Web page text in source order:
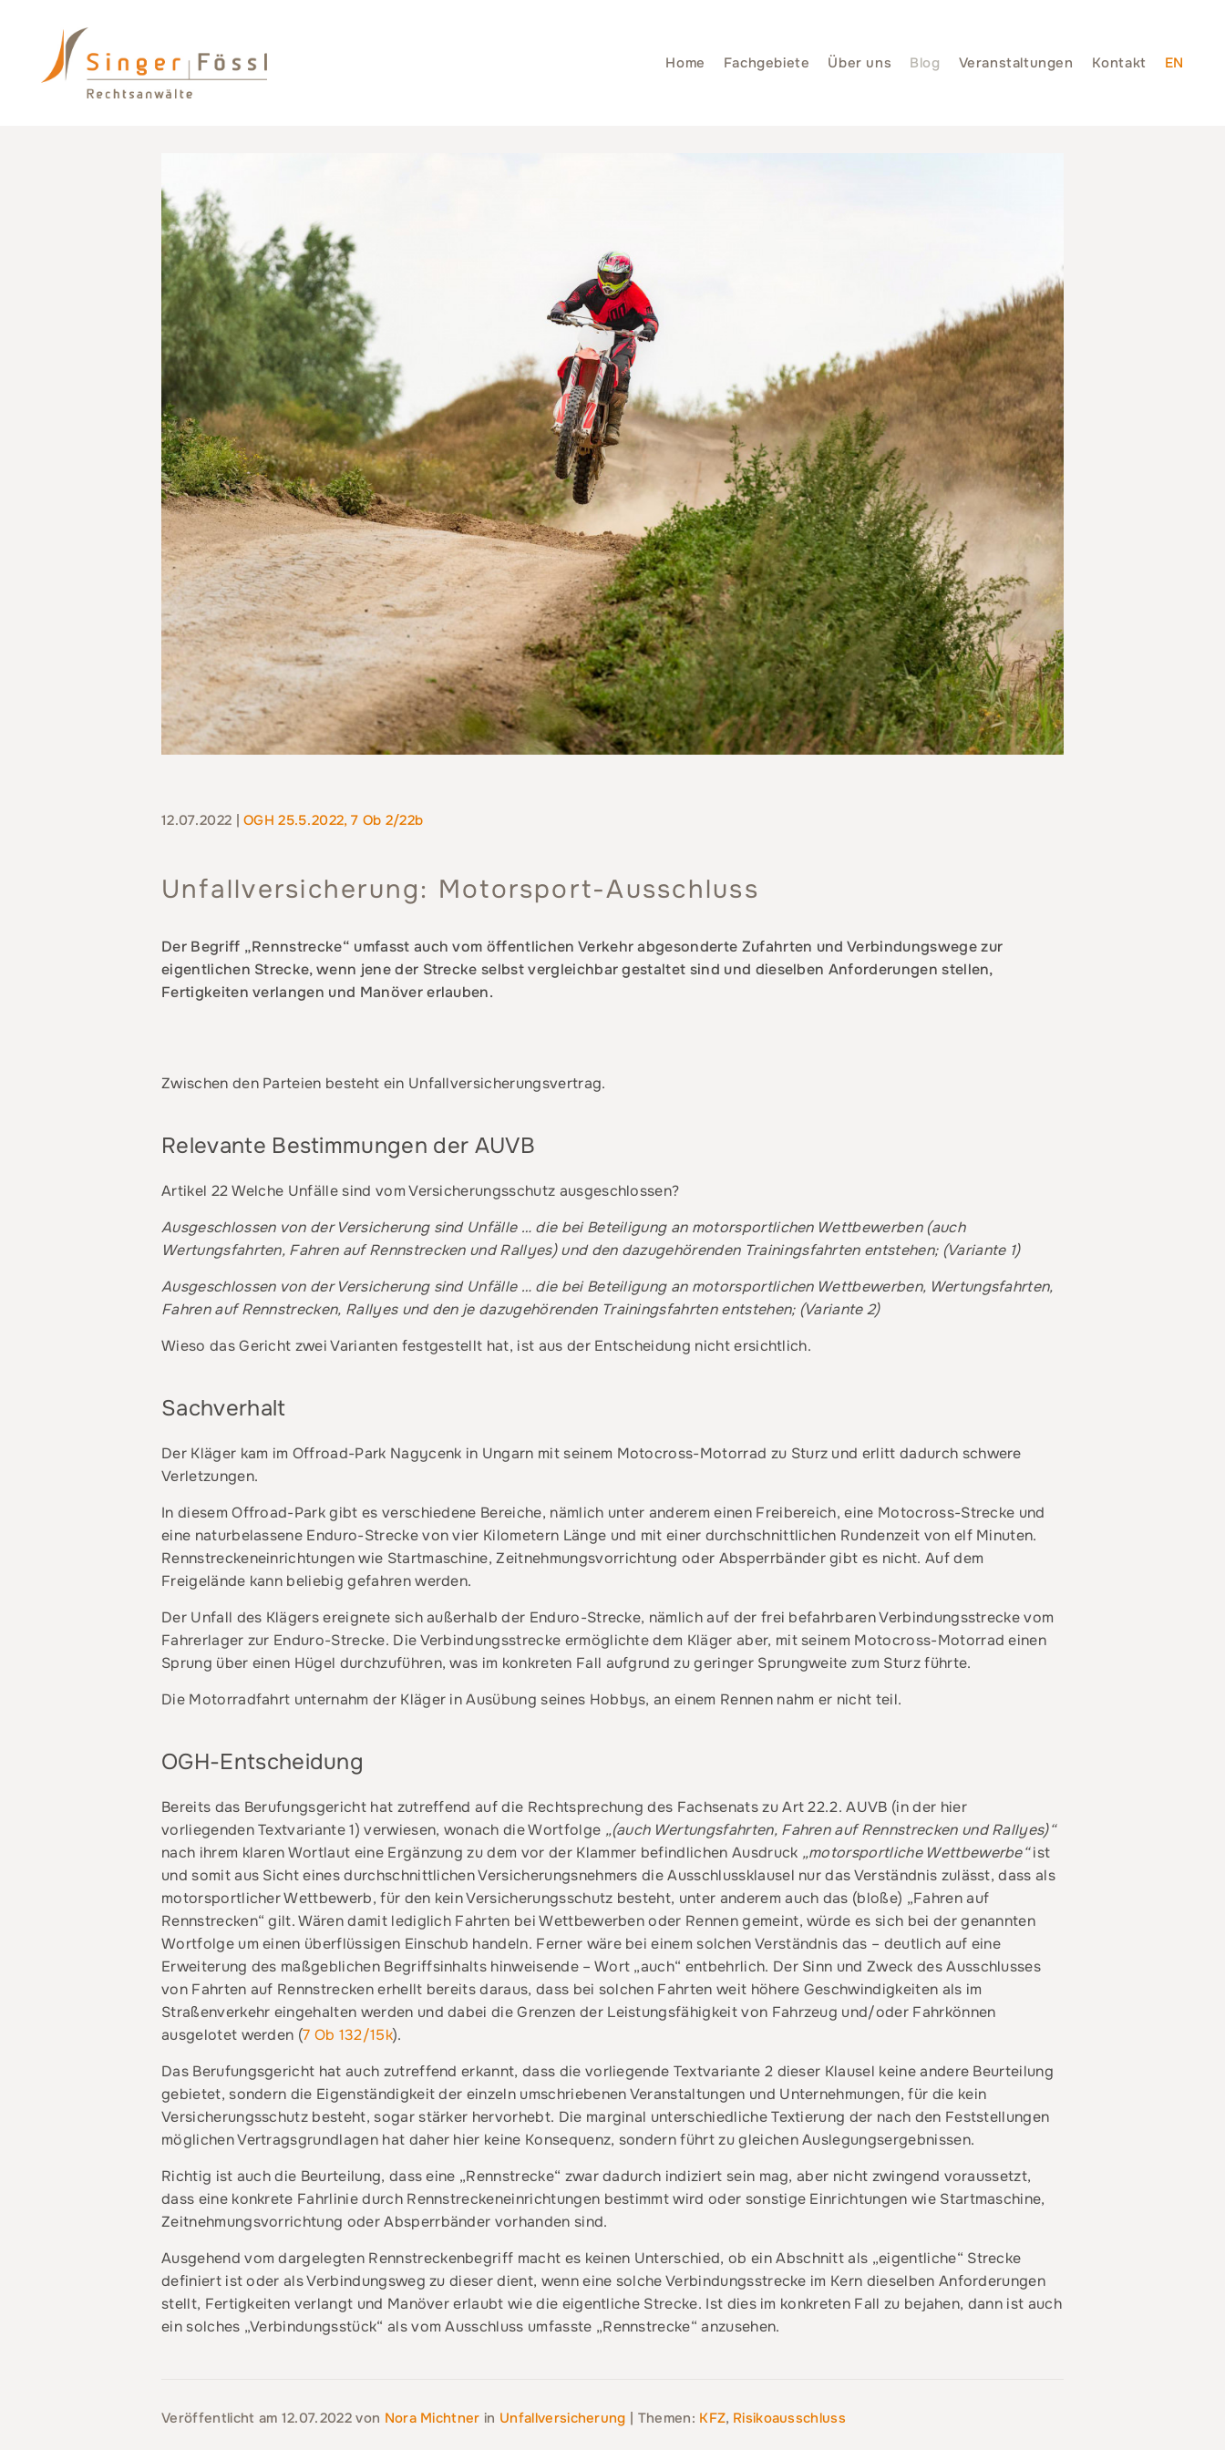
Home Fachgebiete Über uns Blog Veranstaltungen Kontakt EN
12.07.2022 |OGH 25.5.2022, 7 Ob 2/22b
Unfallversicherung: Motorsport-Ausschluss
Der Begriff „Rennstrecke“ umfasst auch vom öffentlichen Verkehr abgesonderte Zufahrten und Verbindungswege zur
eigentlichen Strecke, wenn jene der Strecke selbst vergleichbar gestaltet sind und dieselben Anforderungen stellen,
Fertigkeiten verlangen und Manöver erlauben.
Zwischen den Parteien besteht ein Unfallversicherungsvertrag.
Relevante Bestimmungen der AUVB
Artikel 22 Welche Unfälle sind vom Versicherungsschutz ausgeschlossen?
Ausgeschlossen von der Versicherung sind Unfälle … die bei Beteiligung an motorsportlichen Wettbewerben (auch
Wertungsfahrten, Fahren auf Rennstrecken und Rallyes) und den dazugehörenden Trainingsfahrten entstehen; (Variante 1)
Ausgeschlossen von der Versicherung sind Unfälle … die bei Beteiligung an motorsportlichen Wettbewerben, Wertungsfahrten,
Fahren auf Rennstrecken, Rallyes und den je dazugehörenden Trainingsfahrten entstehen; (Variante 2)
Wieso das Gericht zwei Varianten festgestellt hat, ist aus der Entscheidung nicht ersichtlich.
Sachverhalt
Der Kläger kam im Offroad-Park Nagycenk in Ungarn mit seinem Motocross-Motorrad zu Sturz und erlitt dadurch schwere
Verletzungen.
In diesem Offroad-Park gibt es verschiedene Bereiche, nämlich unter anderem einen Freibereich, eine Motocross-Strecke und
eine naturbelassene Enduro-Strecke von vier Kilometern Länge und mit einer durchschnittlichen Rundenzeit von elf Minuten.
Rennstreckeneinrichtungen wie Startmaschine, Zeitnehmungsvorrichtung oder Absperrbänder gibt es nicht. Auf dem
Freigelände kann beliebig gefahren werden.
Der Unfall des Klägers ereignete sich außerhalb der Enduro-Strecke, nämlich auf der frei befahrbaren Verbindungsstrecke vom
Fahrerlager zur Enduro-Strecke. Die Verbindungsstrecke ermöglichte dem Kläger aber, mit seinem Motocross-Motorrad einen
Sprung über einen Hügel durchzuführen, was im konkreten Fall aufgrund zu geringer Sprungweite zum Sturz führte.
Die Motorradfahrt unternahm der Kläger in Ausübung seines Hobbys, an einem Rennen nahm er nicht teil.
OGH-Entscheidung
Bereits das Berufungsgericht hat zutreffend auf die Rechtsprechung des Fachsenats zu Art 22.2. AUVB (in der hier
vorliegenden Textvariante 1) verwiesen, wonach die Wortfolge „(auch Wertungsfahrten, Fahren auf Rennstrecken und Rallyes)“
nach ihrem klaren Wortlaut eine Ergänzung zu dem vor der Klammer befindlichen Ausdruck „motorsportliche Wettbewerbe“ist
und somit aus Sicht eines durchschnittlichen Versicherungsnehmers die Ausschlussklausel nur das Verständnis zulässt, dass als
motorsportlicher Wettbewerb, für den kein Versicherungsschutz besteht, unter anderem auch das (bloße) „Fahren auf
Rennstrecken“ gilt. Wären damit lediglich Fahrten bei Wettbewerben oder Rennen gemeint, würde es sich bei der genannten
Wortfolge um einen überflüssigen Einschub handeln. Ferner wäre bei einem solchen Verständnis das – deutlich auf eine
Erweiterung des maßgeblichen Begriffsinhalts hinweisende – Wort „auch“ entbehrlich. Der Sinn und Zweck des Ausschlusses
von Fahrten auf Rennstrecken erhellt bereits daraus, dass bei solchen Fahrten weit höhere Geschwindigkeiten als im
Straßenverkehr eingehalten werden und dabei die Grenzen der Leistungsfähigkeit von Fahrzeug und/oder Fahrkönnen
ausgelotet werden (7 Ob 132/15k).
Das Berufungsgericht hat auch zutreffend erkannt, dass die vorliegende Textvariante 2 dieser Klausel keine andere Beurteilung
gebietet, sondern die Eigenständigkeit der einzeln umschriebenen Veranstaltungen und Unternehmungen, für die kein
Versicherungsschutz besteht, sogar stärker hervorhebt. Die marginal unterschiedliche Textierung der nach den Feststellungen
möglichen Vertragsgrundlagen hat daher hier keine Konsequenz, sondern führt zu gleichen Auslegungsergebnissen.
Richtig ist auch die Beurteilung, dass eine „Rennstrecke“ zwar dadurch indiziert sein mag, aber nicht zwingend voraussetzt,
dass eine konkrete Fahrlinie durch Rennstreckeneinrichtungen bestimmt wird oder sonstige Einrichtungen wie Startmaschine,
Zeitnehmungsvorrichtung oder Absperrbänder vorhanden sind.
Ausgehend vom dargelegten Rennstreckenbegriff macht es keinen Unterschied, ob ein Abschnitt als „eigentliche“ Strecke
definiert ist oder als Verbindungsweg zu dieser dient, wenn eine solche Verbindungsstrecke im Kern dieselben Anforderungen
stellt, Fertigkeiten verlangt und Manöver erlaubt wie die eigentliche Strecke. Ist dies im konkreten Fall zu bejahen, dann ist auch
ein solches „Verbindungsstück“ als vom Ausschluss umfasste „Rennstrecke“ anzusehen.
Veröffentlicht am 12.07.2022von Nora Michtner in Unfallversicherung | Themen: KFZ, Risikoausschluss